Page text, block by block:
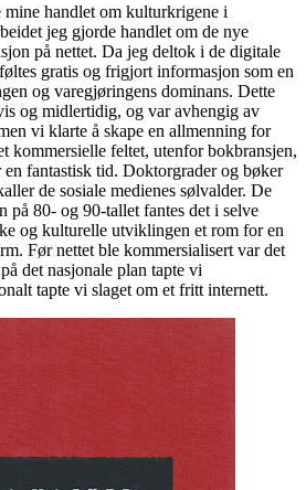
mine handlet om kulturkrigene i
jeg gjorde handlet om de nye
på nettet. Da jeg deltok i de digitale
gratis og frigjort informasjon som en
og varegjøringens dominans. Dette
og midlertidig, og var avhengig av
vi klarte å skape en allmenning for
kommersielle feltet, utenfor bokbransjen,
fantastisk tid. Doktorgrader og bøker
de sosiale medienes sølvalder. De
på 80- og 90-tallet fantes det i selve
og kulturelle utviklingen et rom for en
Før nettet ble kommersialisert var det
det nasjonale plan tapte vi
tapte vi slaget om et fritt internett.